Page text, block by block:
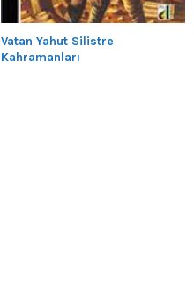
Vatan Yahut Silistre
Kahramanları